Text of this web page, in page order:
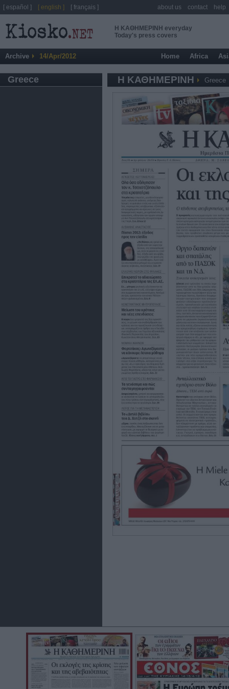
Η ΚΑΘΗΜΕΡΙΝΗ everyday
Today's press covers
Archive 14/Apr/2012 Home Africa
Greece Η ΚΑΘΗΜΕΡΙΝΗ Greece
[ español ] [ english ] [ français ] about us contact help